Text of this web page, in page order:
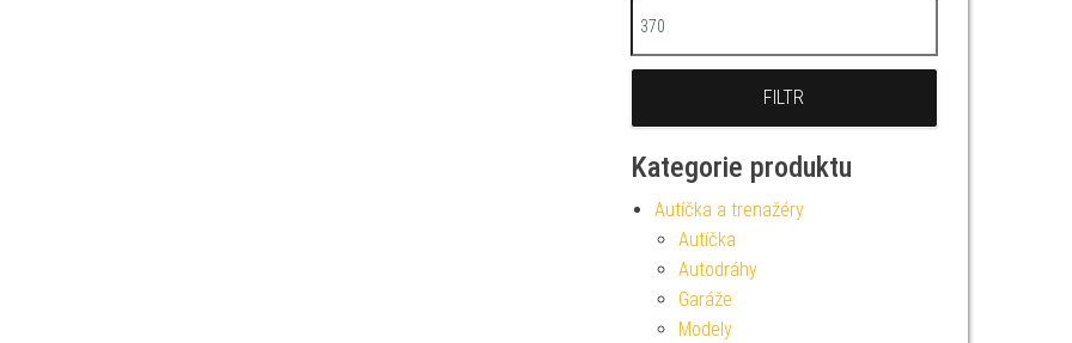
Maximální cena
FILTR
Kategorie produktu
Autíčka a trenažéry
Autíčka
Autodráhy
Garáže
Modely